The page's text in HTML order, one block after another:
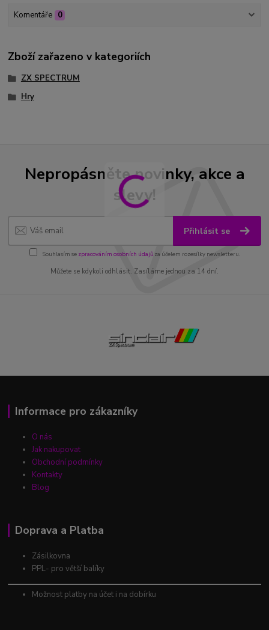
Komentáře 0
Zboží zařazeno v kategoriích
ZX SPECTRUM
Hry
Nepropásněte novinky, akce a
slevy!
Přihlásit se
Souhlasím se zpracováním osobních údajůza účelem rozesílky newsletteru.
Můžete se kdykoli odhlásit. Zasíláme jednou za 14 dní.
Informace pro zákazníky
O nás
Jak nakupovat
Obchodní podmínky
Kontakty
Blog
Doprava a Platba
Zásilkovna
PPL- pro větší balíky
Možnost platby na účet i na dobírku